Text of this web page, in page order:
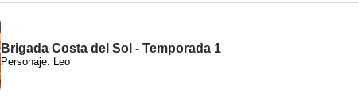
Brigada Costa del Sol - Temporada 1
Personaje: Leo